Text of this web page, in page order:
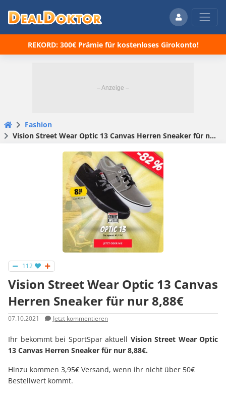
REKORD: 300€ Prämie für kostenloses Girokonto!
Fashion
Vision Street Wear Optic 13 Canvas Herren Sneaker für nur 8,88€
112
Vision Street Wear Optic 13 Canvas
Herren Sneaker für nur 8,88€
07.10.2021 Jetzt kommentieren
Ihr bekommt bei SportSpar aktuell Vision Street Wear Optic
13 Canvas Herren Sneaker für nur 8,88€.
Hinzu kommen 3,95€ Versand, wenn ihr nicht über 50€
Bestellwert kommt.